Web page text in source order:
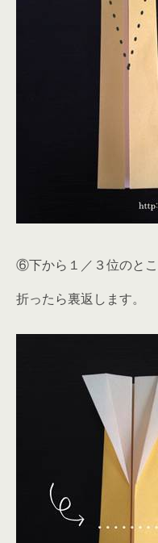
⑥下から１／３位のとこ
折ったら裏返します。